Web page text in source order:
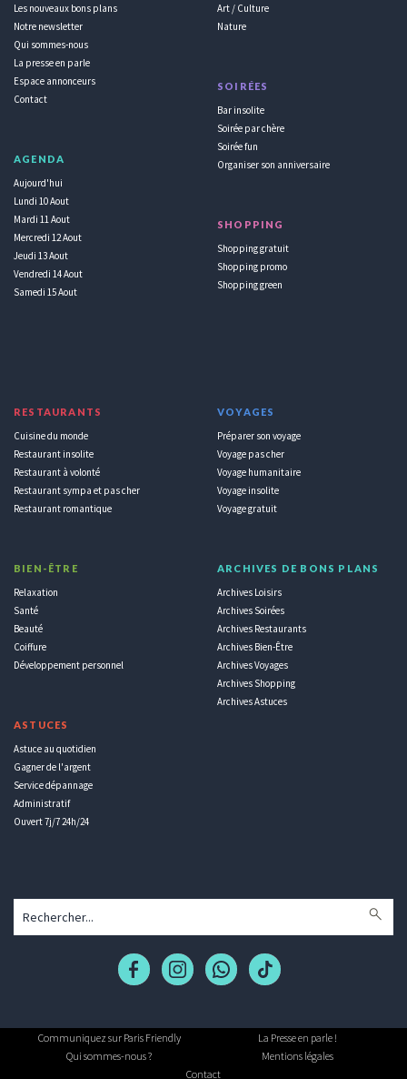
Les nouveaux bons plans
Notre newsletter
Qui sommes-nous
La presse en parle
Espace annonceurs
Contact
AGENDA
Aujourd'hui
Lundi 10 Aout
Mardi 11 Aout
Mercredi 12 Aout
Jeudi 13 Aout
Vendredi 14 Aout
Samedi 15 Aout
Art / Culture
Nature
SOIRÉES
Bar insolite
Soirée par chère
Soirée fun
Organiser son anniversaire
SHOPPING
Shopping gratuit
Shopping promo
Shopping green
RESTAURANTS
Cuisine du monde
Restaurant insolite
Restaurant à volonté
Restaurant sympa et pas cher
Restaurant romantique
BIEN-ÊTRE
Relaxation
Santé
Beauté
Coiffure
Développement personnel
ASTUCES
Astuce au quotidien
Gagner de l'argent
Service dépannage
Administratif
Ouvert 7j/7 24h/24
VOYAGES
Préparer son voyage
Voyage pas cher
Voyage humanitaire
Voyage insolite
Voyage gratuit
ARCHIVES DE BONS PLANS
Archives Loisirs
Archives Soirées
Archives Restaurants
Archives Bien-Être
Archives Voyages
Archives Shopping
Archives Astuces
Communiquez sur Paris Friendly
La Presse en parle !
Qui sommes-nous ?
Mentions légales
Contact